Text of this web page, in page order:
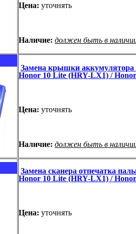
Цена: уточнять
Наличие: должен быть в
Замена крышки аккумулятора
Honor 10 Lite (HRY-LX1) /
Цена: уточнять
Наличие: должен быть в
Замена сканера отпечатка
Honor 10 Lite (HRY-LX1) /
Цена: уточнять